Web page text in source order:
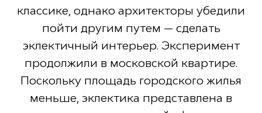
классике, однако архитекторы убедили
пойти другим путем — сделать
эклектичный интерьер. Эксперимент
продолжили в московской квартире.
Поскольку площадь городского жилья
меньше, эклектика представлена в